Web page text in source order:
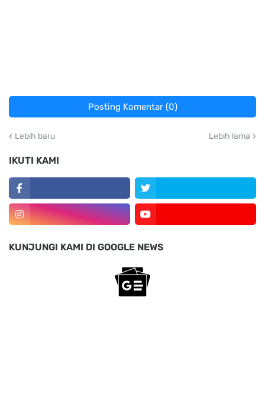
Posting Komentar (0)
Lebih baru Lebih lama
IKUTI KAMI
KUNJUNGI KAMI DI GOOGLE NEWS